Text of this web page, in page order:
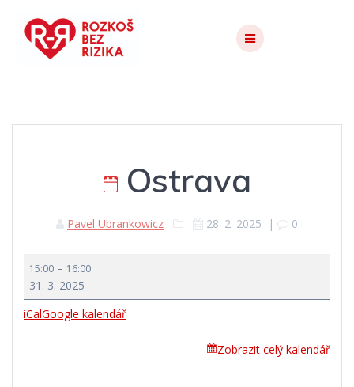
Ostrava
Pavel Ubrankowicz 28. 2. 2025 | 0
Ostrava
15:00 – 16:00
31. 3. 2025
iCalGoogle kalendář
Zobrazit celý kalendář